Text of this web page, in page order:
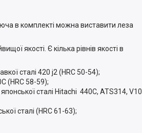
в комплекті можна виставити леза
якості. Є кілька рівнів якості в
сталі 420 j2 (HRC 50-54);
(HRC 58-59);
сталі Hitachi 440C, ATS314, V10
сталі (HRC 61-63);